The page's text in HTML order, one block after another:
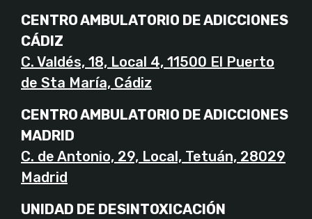
CENTRO AMBULATORIO DE ADICCIONES
CÁDIZ
C. Valdés, 18, Local 4, 11500 El Puerto
de Sta María, Cádiz
CENTRO AMBULATORIO DE ADICCIONES
MADRID
C. de Antonio, 29, Local, Tetuán, 28029
Madrid
UNIDAD DE DESINTOXICACIÓN